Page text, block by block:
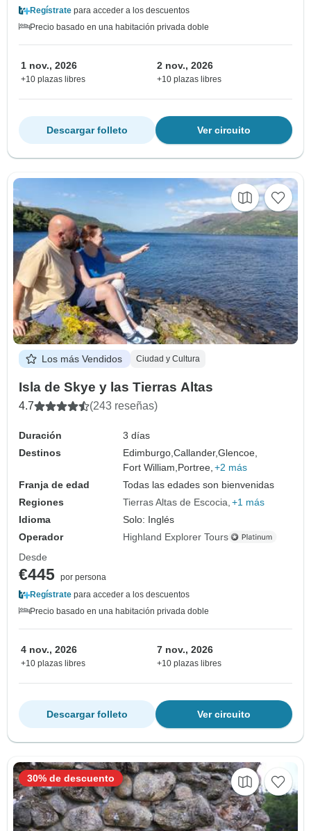
Regístrate para acceder a los descuentos
Precio basado en una habitación privada doble
1 nov., 2026
+10 plazas libres
2 nov., 2026
+10 plazas libres
Ver circuito
Descargar folleto
Los más Vendidos Ciudad y Cultura
Isla de Skye y las Tierras Altas
4.7 (243 reseñas)
Duración
3 días
Destinos
Edimburgo,Callander,Glencoe,
Fort William, Portree, +2 más
Franja de edad
Todas las edades son bienvenidas
Regiones
Tierras Altas de Escocia +1 más
Idioma
Solo: Inglés
Operador
Highland Explorer Tours
Desde
€445 por persona
Regístrate para acceder a los descuentos
Precio basado en una habitación privada doble
4 nov., 2026
+10 plazas libres
7 nov., 2026
+10 plazas libres
Ver circuito
Descargar folleto
30% de descuento